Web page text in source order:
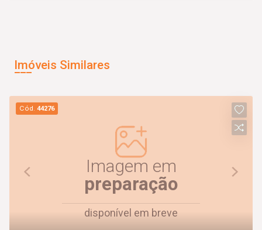
Imóveis Similares
Cód.44276
Imagem em
preparação
disponível em breve